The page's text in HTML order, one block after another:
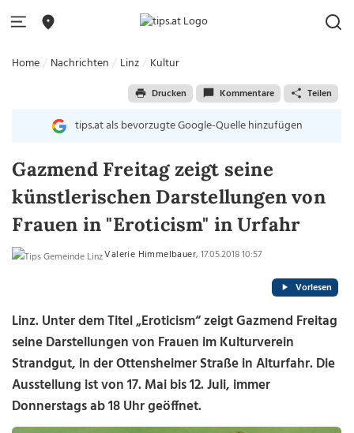
Home Nachrichten Linz Kultur
Drucken Kommentare Teilen
tips.at als bevorzugte Google-Quelle hinzufügen
Gazmend Freitag zeigt seine
künstlerischen Darstellungen von
Frauen in "Eroticism" in Urfahr
Valerie Himmelbauer, 17.05.2018 10:57
Vorlesen
Linz. Unter dem Titel „Eroticism“ zeigt Gazmend Freitag
seine Darstellungen von Frauen im Kulturverein
Strandgut, in der Ottensheimer Straße in Alturfahr. Die
Ausstellung ist von 17. Mai bis 12. Juli, immer
Donnerstags ab 18 Uhr geöffnet.